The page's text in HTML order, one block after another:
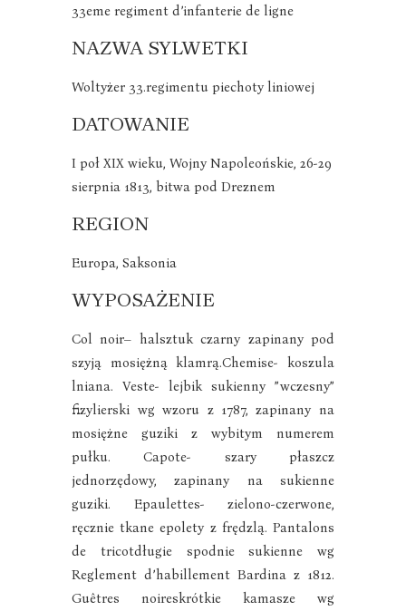
33eme regiment d’infanterie de ligne
NAZWA SYLWETKI
Woltyżer 33.regimentu piechoty liniowej
DATOWANIE
I poł XIX wieku, Wojny Napoleońskie, 26-29
sierpnia 1813, bitwa pod Dreznem
REGION
Europa, Saksonia
WYPOSAŻENIE
Col noir– halsztuk czarny zapinany pod
szyją mosiężną klamrą.Chemise- koszula
lniana. Veste- lejbik sukienny ”wczesny”
fizylierski wg wzoru z 1787, zapinany na
mosiężne guziki z wybitym numerem
pułku. Capote- szary płaszcz
jednorzędowy, zapinany na sukienne
guziki. Epaulettes- zielono-czerwone,
ręcznie tkane epolety z frędzlą. Pantalons
de tricotdługie spodnie sukienne wg
Reglement d’habillement Bardina z 1812.
Guêtres noireskrótkie kamasze wg